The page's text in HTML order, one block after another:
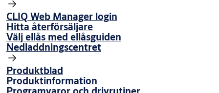
CLIQ Web Manager login
Hitta återförsäljare
Välj ellås med ellåsguiden
Nedladdningscentret
Produktblad
Produktinformation